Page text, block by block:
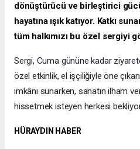
dönüştürücü ve birleştirici
hayatına ışık katıyor. Katkı
tüm halkımızı bu özel sergiyi
Sergi, Cuma gününe kadar
özel etkinlik, el işçiliğiyle öne
imkânı sunarken, sanatın ilham
hissetmek isteyen herkesi
HÜRAYDIN HABER